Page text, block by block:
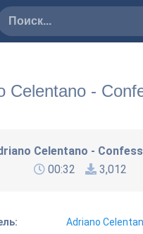
Celentano -
Celentano -
00:32
3,012
Adriano